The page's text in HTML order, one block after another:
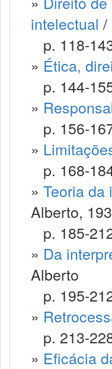
intelectual /
p. 118-
» Ética,
p. 144-
»
p. 156-
»
p. 168-
» Teoria da
Alberto,
p. 185-
» Da
Alberto
p. 195-
»
p. 213-
» Eficácia